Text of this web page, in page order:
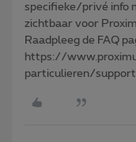
specifieke/privé info
zichtbaar voor
Raadpleeg de FAQ
https://
particulieren/